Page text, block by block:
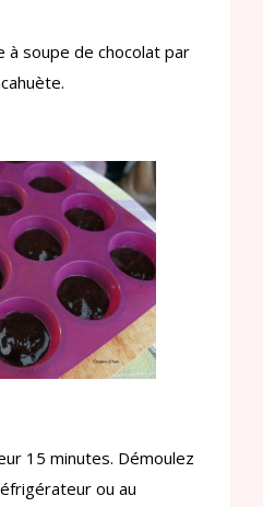
à soupe de chocolat par
15 minutes. Démoulez
ou au